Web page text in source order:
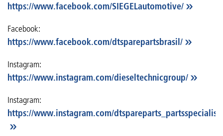
https://www.facebook.com/SIEGELautomotive/
Facebook:
https://www.facebook.com/dtsparepartsbrasil/
Instagram:
https://www.instagram.com/dieseltechnicgroup/
Instagram:
https://www.instagram.com/